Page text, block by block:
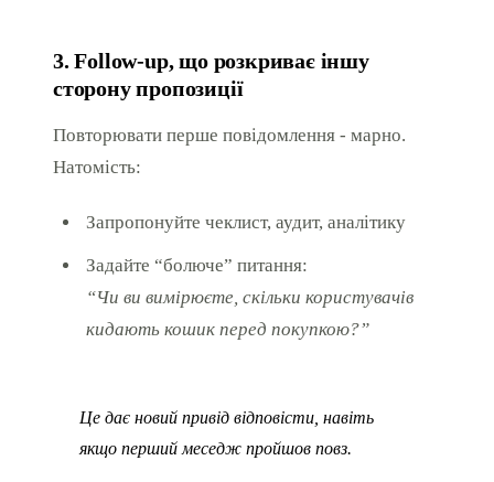
3. Follow-up, що розкриває іншу
сторону пропозиції
Повторювати перше повідомлення - марно.
Натомість:
Запропонуйте чеклист, аудит, аналітику
Задайте “болюче” питання:
“Чи ви вимірюєте, скільки користувачів
кидають кошик перед покупкою?”
Це дає новий привід відповісти, навіть
якщо перший меседж пройшов повз.